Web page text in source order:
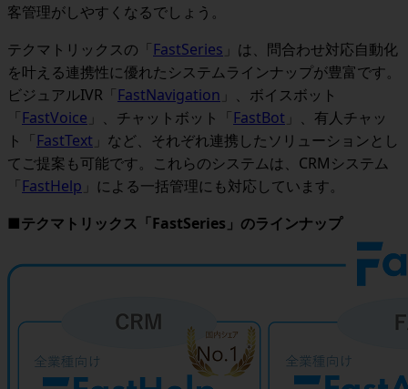
客管理がしやすくなるでしょう。
テクマトリックスの「FastSeries 」は、問合わせ対応自動化
を叶える連携性に優れたシステムラインナップが豊富です。
ビジュアルIVR「FastNavigation 」、ボイスボット
「FastVoice 」、チャットボット「FastBot 」、有人チャッ
ト「FastText 」など、それぞれ連携したソリューションとし
てご提案も可能です。これらのシステムは、CRMシステム
「FastHelp 」による一括管理にも対応しています。
■テクマトリックス「FastSeries」のラインナップ